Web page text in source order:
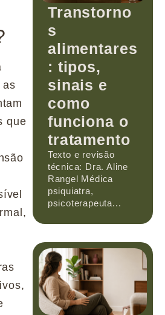
as
que
Transtorno
s
alimentares
: tipos,
sinais e
como
funciona o
tratamento
Texto e revisão
técnica: Dra. Aline
Rangel Médica
psiquiatra,
psicoterapeuta...